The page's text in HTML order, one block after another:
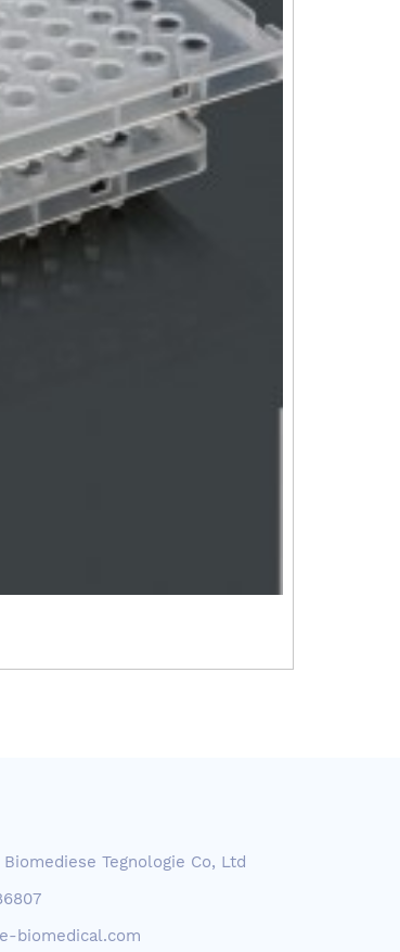
Biomediese Tegnologie Co, Ltd
biomedical.com